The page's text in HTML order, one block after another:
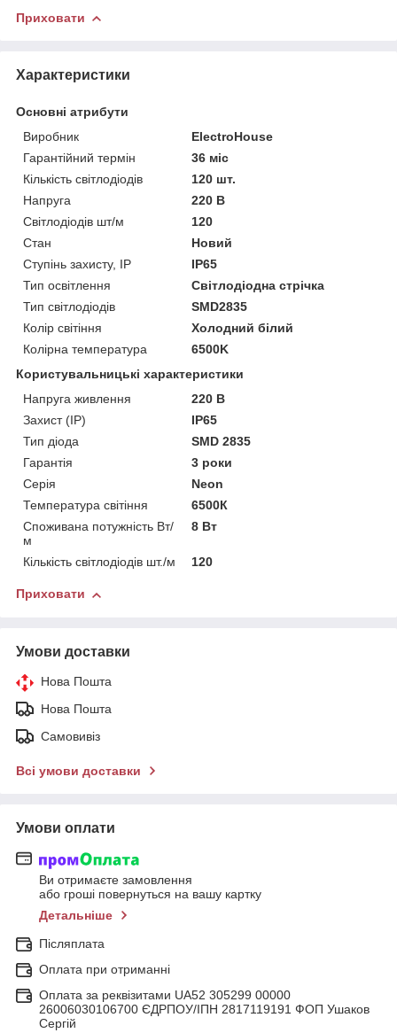
Приховати
Характеристики
Основні атрибути
Виробник
ElectroHouse
Гарантійний термін
36 міс
Кількість світлодіодів
120 шт.
Напруга
220 В
Світлодіодів шт/м
120
Стан
Новий
Ступінь захисту, IP
IP65
Тип освітлення
Світлодіодна стрічка
Тип світлодіодів
SMD2835
Колір світіння
Холодний білий
Колірна температура
6500K
Користувальницькі характеристики
Напруга живлення
220 В
Захист (IP)
IP65
Тип діода
SMD 2835
Гарантія
3 роки
Серія
Neon
Температура світіння
6500К
Споживана потужність Вт/
м
8 Вт
Кількість світлодіодів шт./м 120
Приховати
Умови доставки
Нова Пошта
Нова Пошта
Самовивіз
Всі умови доставки
Умови оплати
Ви отримаєте замовлення
або гроші повернуться на вашу картку
Детальніше
Післяплата
Оплата при отриманні
Оплата за реквізитами UA52 305299 00000
26006030106700 ЄДРПОУ/ІПН 2817119191 ФОП Ушаков
Сергій